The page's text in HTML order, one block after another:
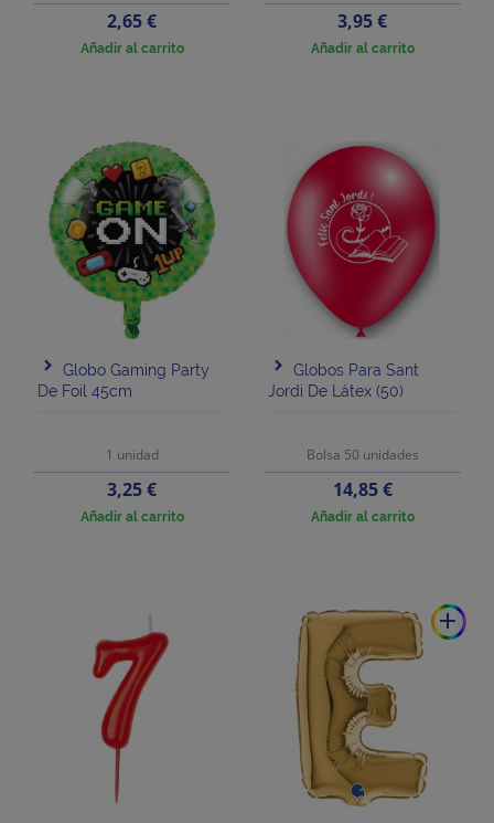
Precio
2,65 €
Añadir al carrito
Precio
3,95 €
Añadir al carrito
Globo Gaming Party
De Foil 45cm
1 unidad
Precio
3,25 €
Añadir al carrito
Globos Para Sant
Jordi De Látex (50)
Bolsa 50 unidades
Precio
14,85 €
Añadir al carrito
add